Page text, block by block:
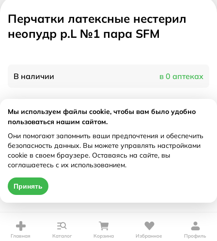
Перчатки латексные нестерил
неопудр р.L №1 пара SFM
В наличии в 0 аптеках
Характеристики
Рецепт
Не требуется
Главная Каталог Корзина Избранное Профиль
Мы используем файлы cookie, чтобы вам было удобно
пользоваться нашим сайтом.
Они помогают запомнить ваши предпочтения и обеспечить
безопасность данных. Вы можете управлять настройками
cookie в своем браузере. Оставаясь на сайте, вы
соглашаетесь с их использованием.
Принять